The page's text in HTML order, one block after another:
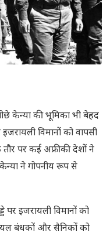
केन्या की भूमिका भी बेहद
विमानों को वापसी
पर कई अफ्रीकी देशों ने
ने गोपनीय रूप से
पर इजरायली विमानों को
बंधकों और सैनिकों को